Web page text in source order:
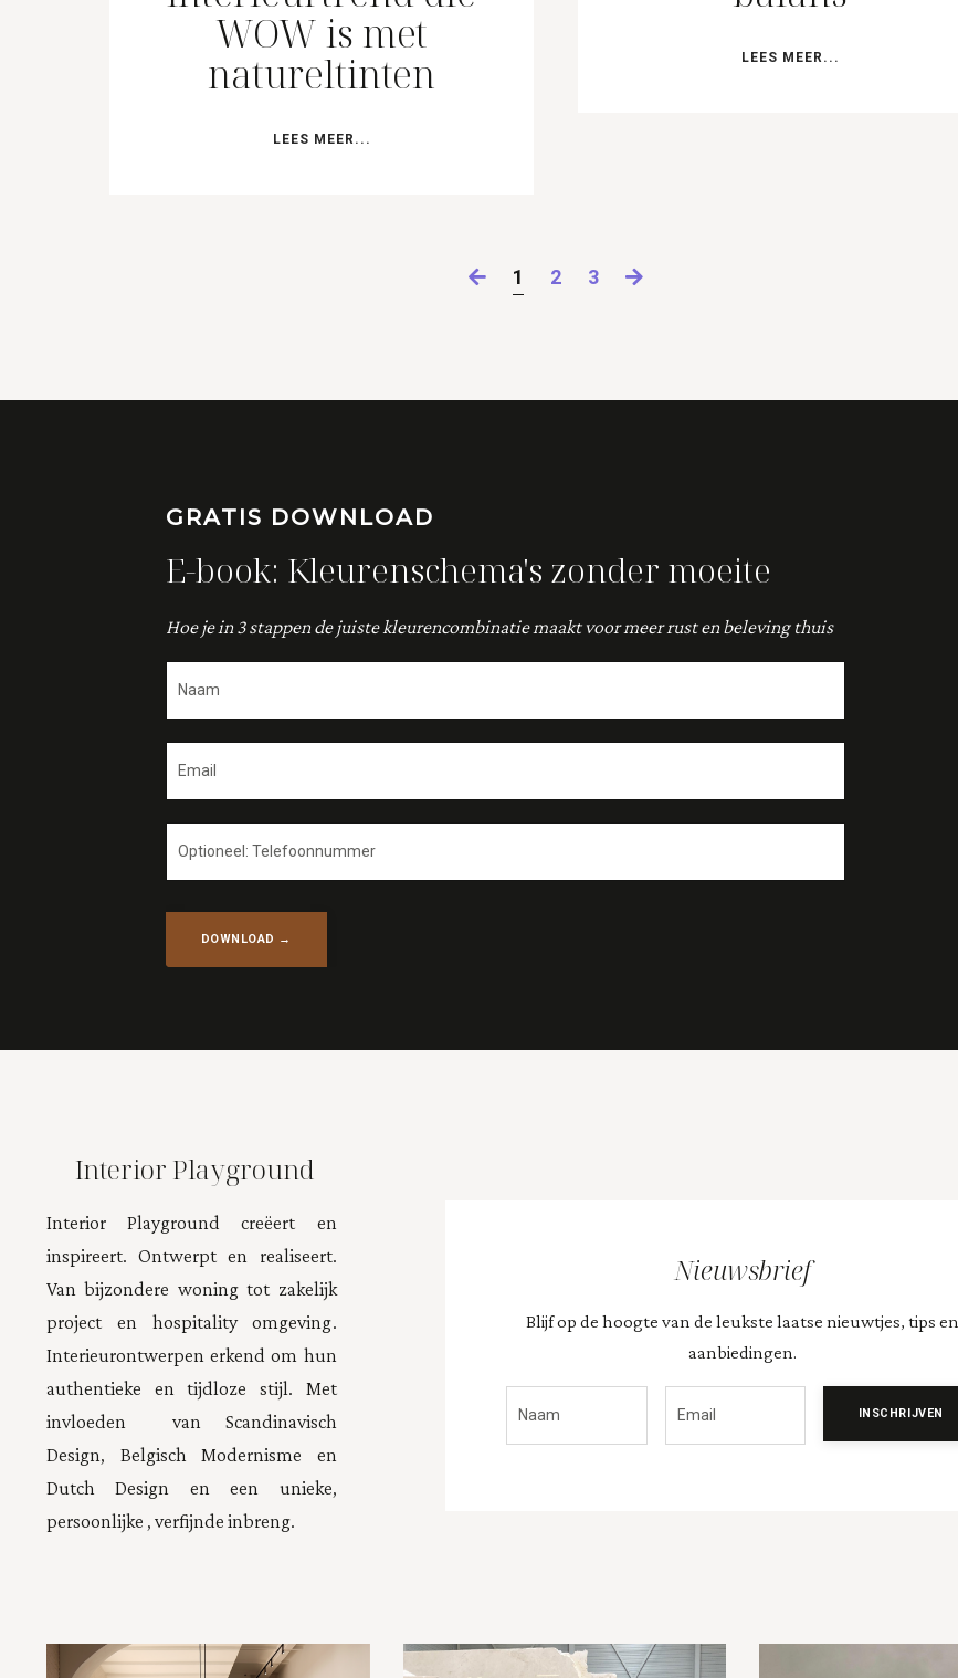
WOW is met
natureltinten
LEES MEER...
LEES MEER...
1 2 3
GRATIS DOWNLOAD
E-book: Kleurenschema's zonder moeite
Hoe je in 3 stappen de juiste kleurencombinatie maakt voor meer rust en beleving thuis
DOWNLOAD →
Interior Playground
Interior Playground creëert en
inspireert. Ontwerpt en realiseert.
Van bijzondere woning tot zakelijk
project en hospitality omgeving.
Interieurontwerpen erkend om hun
authentieke en tijdloze stijl. Met
invloeden van Scandinavisch
Design, Belgisch Modernisme en
Dutch Design en een unieke,
persoonlijke , verfijnde inbreng.
Nieuwsbrief
Blijf op de hoogte van de leukste laatse nieuwtjes, tips en
aanbiedingen.
INSCHRIJVEN